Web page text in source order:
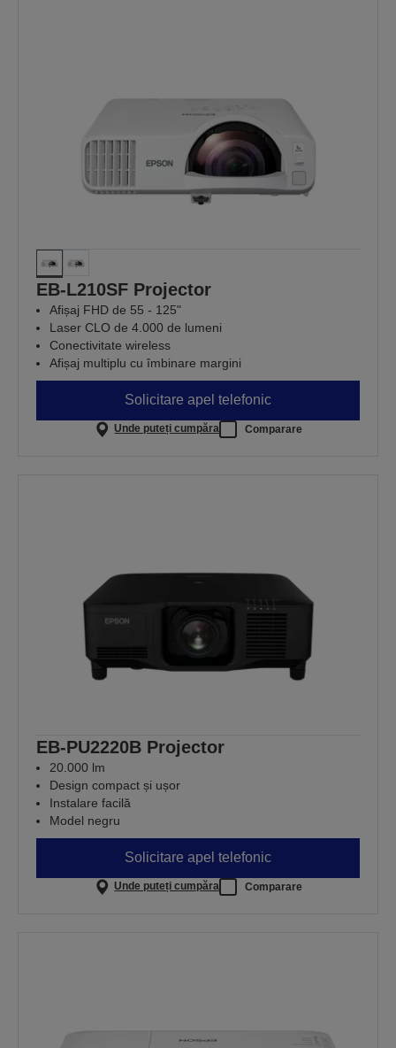
EB-L210SF Projector
Afișaj FHD de 55 - 125"
Laser CLO de 4.000 de lumeni
Conectivitate wireless
Afișaj multiplu cu îmbinare margini
Solicitare apel telefonic
Unde puteți cumpăra Comparare
EB-PU2220B Projector
20.000 lm
Design compact și ușor
Instalare facilă
Model negru
Solicitare apel telefonic
Unde puteți cumpăra Comparare